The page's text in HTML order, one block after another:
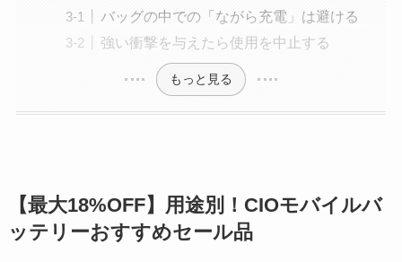
バッグの中での「ながら充電」は避ける
強い衝撃を与えたら使用を中止する
もっと見る
【最大18%OFF】用途別！CIOモバイルバ
ッテリーおすすめセール品